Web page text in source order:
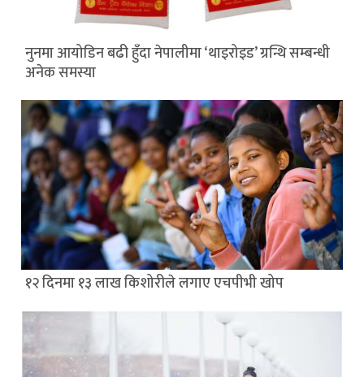
नुनमा आयोडिन बढी हुँदा नेपालीमा ‘थाइरोइड’ ग्रन्थि सम्बन्धी
अनेक समस्या
१२ दिनमा १३ लाख किशोरीले लगाए एचपीभी खोप